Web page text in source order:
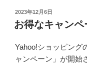
投
稿
日:
2023年12月6日
お得なキャンペ
Yahoo!ショッピング
ャンペーン」が開始